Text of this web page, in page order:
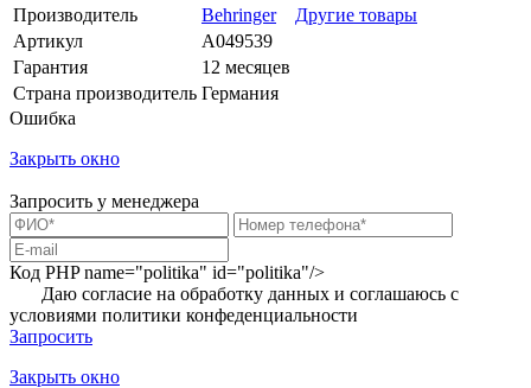
Производитель
Behringer
Другие товары
Артикул
A049539
Гарантия
12 месяцев
Страна производитель Германия
Ошибка
Закрыть окно
Запросить у менеджера
Код PHPname="politika" id="politika"/>
Даю согласие на обработку данных и соглашаюсь с
условиями политики конфеденциальности
Запросить
Закрыть окно